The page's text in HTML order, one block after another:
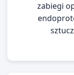
zabiegi